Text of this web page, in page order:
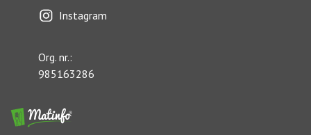
Instagram
Org. nr.:
985163286